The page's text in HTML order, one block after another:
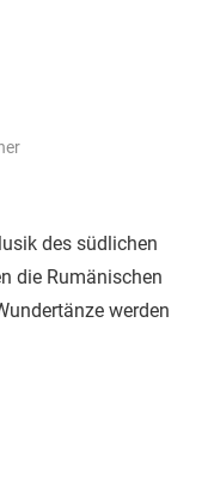
des südlichen
die Rumänischen
werden